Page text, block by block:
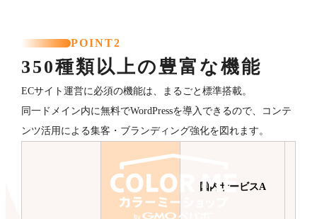
POINT2
350種類以上の豊富な機能
ECサイト運営に必須の機能は、まるごと標準搭載。
同一ドメイン内に無料でWordPressを導入できるので、コンテ
ンツ活用による集客・ブランディング強化を図れます。
国内サービスA